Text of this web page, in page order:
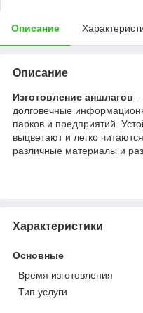
Описание
Описание
Изготовление аншлагов
долговечные
парков и предприятий.
выцветают и легко
различные материалы и
Характеристики
Основные
Время изготовления
Тип услуги